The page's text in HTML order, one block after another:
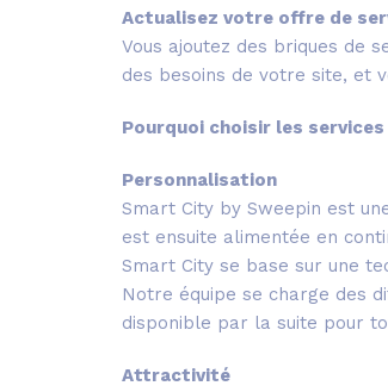
Actualisez votre offre de
Vous ajoutez des briques de
des besoins de votre site, et
Pourquoi choisir les
Personnalisation
Smart City by Sweepin est
est ensuite alimentée en
Smart City se base sur une
Notre équipe se charge des
disponible par la suite pour
Attractivité